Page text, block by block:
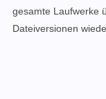
gesamte Laufwerke
Dateiversionen